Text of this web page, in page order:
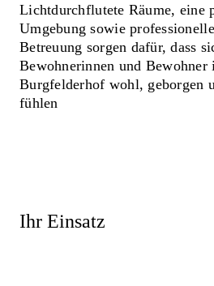
Lichtdurchflutete Räume, eine
Umgebung sowie
Betreuung sorgen dafür, dass
Bewohnerinnen und Bewohner
Burgfelderhof wohl, geborgen
fühlen
Ihr Einsatz